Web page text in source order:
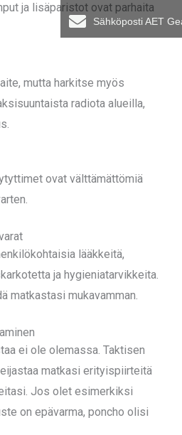
ja lisäparistot ovat parhaita
mutta harkitse myös
radiota alueilla,
ovat välttämättömiä
lääkkeitä,
ja hygieniatarvikkeita.
matkastasi mukavamman.
ei ole olemassa. Taktisen
matkasi erityispiirteitä
Jos olet esimerkiksi
on epävarma, poncho olisi
Sähköposti AET